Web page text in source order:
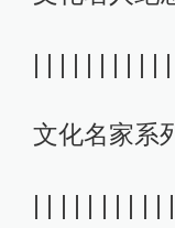
文化名家系
| | | | | | | | | |